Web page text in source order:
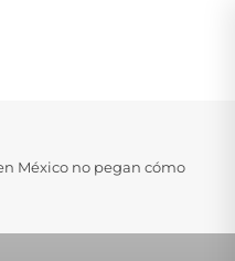
México no pegan cómo